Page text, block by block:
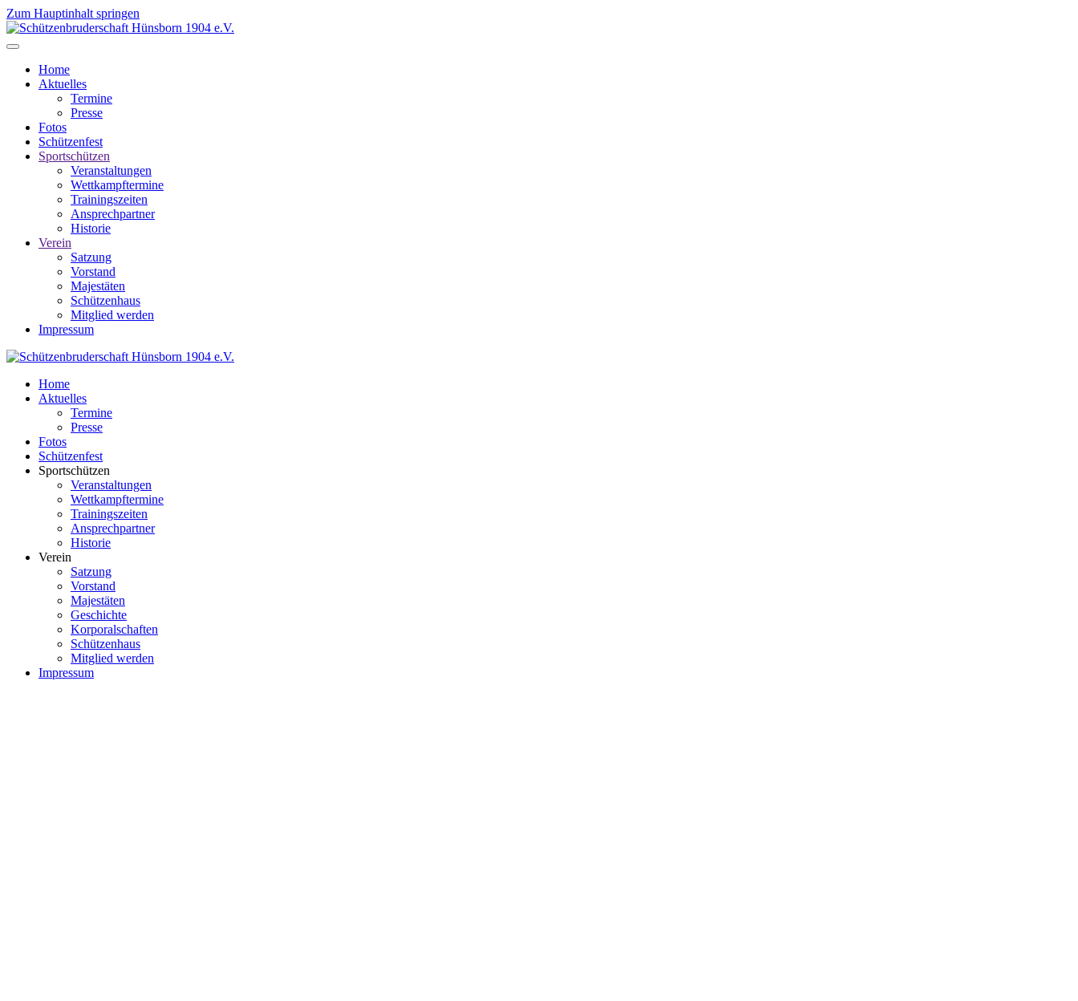
Zum Hauptinhalt springen
Home
Aktuelles
Termine
Presse
Fotos
Schützenfest
Sportschützen
Veranstaltungen
Wettkampftermine
Trainingszeiten
Ansprechpartner
Historie
Verein
Satzung
Vorstand
Majestäten
Schützenhaus
Mitglied werden
Impressum
Home
Aktuelles
Termine
Presse
Fotos
Schützenfest
Sportschützen
Veranstaltungen
Wettkampftermine
Trainingszeiten
Ansprechpartner
Historie
Verein
Satzung
Vorstand
Majestäten
Geschichte
Korporalschaften
Schützenhaus
Mitglied werden
Impressum